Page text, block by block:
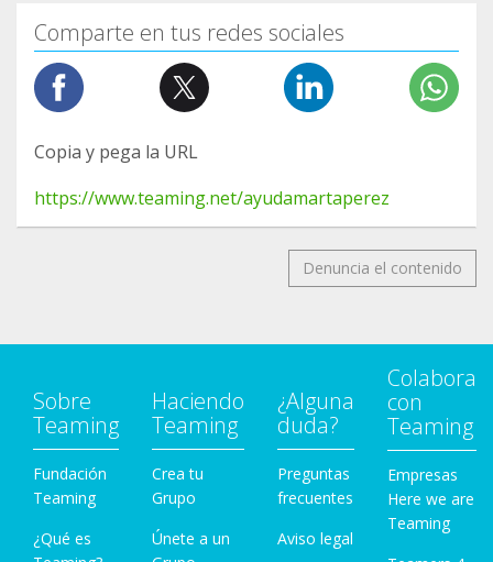
Comparte en tus redes sociales
Copia y pega la URL
https://www.teaming.net/ayudamartaperez
Denuncia el contenido
Sobre
Teaming
Fundación
Teaming
¿Qué es
Haciendo
Teaming
Crea tu
Grupo
Únete a un
¿Alguna
duda?
Preguntas
frecuentes
Aviso legal
Colabora
con
Teaming
Empresas
Here we are
Teaming